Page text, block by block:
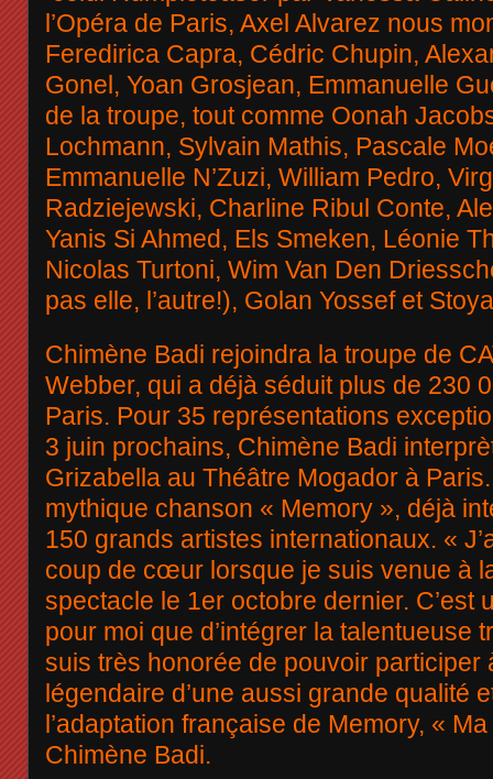
l’Opéra de Paris, Axel Alvarez nous
Feredirica Capra, Cédric Chupin,
Gonel, Yoan Grosjean, Emmanuelle
de la troupe, tout comme Oonah
Lochmann, Sylvain Mathis, Pascale
Emmanuelle N’Zuzi, William Pedro,
Radziejewski, Charline Ribul Conte,
Yanis Si Ahmed, Els Smeken, Léonie
Nicolas Turtoni, Wim Van Den
pas elle, l’autre!), Golan Yossef et
Chimène Badi rejoindra la troupe de
Webber, qui a déjà séduit plus de 230
Paris. Pour 35 représentations
3 juin prochains, Chimène Badi
Grizabella au Théâtre Mogador à
mythique chanson « Memory », déjà
150 grands artistes internationaux. «
coup de cœur lorsque je suis venue à
spectacle le 1er octobre dernier. C’est
pour moi que d’intégrer la talentueuse
suis très honorée de pouvoir participer
légendaire d’une aussi grande qualité
l’adaptation française de Memory, «
Chimène Badi.